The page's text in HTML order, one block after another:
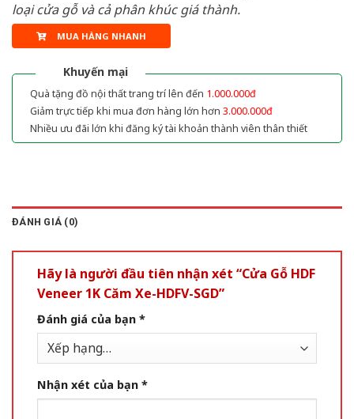
loại cửa gỗ và cả phân khúc giá thành.
MUA HÀNG NHANH
Khuyến mại
Quà tặng đồ nội thất trang trí lên đến 1.000.000đ
Giảm trực tiếp khi mua đơn hàng lớn hơn 3.000.000đ
Nhiều ưu đãi lớn khi đăng ký tài khoản thành viên thân thiết
ĐÁNH GIÁ (0)
Hãy là người đầu tiên nhận xét “Cửa Gỗ HDF
Veneer 1K Căm Xe-HDFV-SGD”
Đánh giá của bạn *
Nhận xét của bạn *